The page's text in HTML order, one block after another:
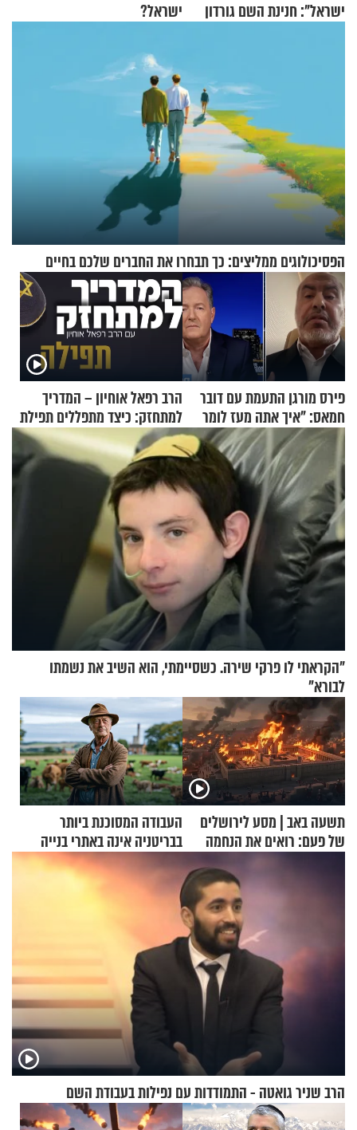
ישראל": חנינת השם גורדון
ישראל?
הפסיכולוגים ממליצים: כך תבחרו את החברים שלכם בחיים
פירס מורגן התעמת עם דובר
חמאס: "איך אתה מעז לומר
שלא ביצעתם פשעי מלחמה?!"
הרב רפאל אוחיון – המדריך
למתחזק: כיצד מתפללים תפילת
שמונה עשרה?
"הקראתי לו פרקי שירה. כשסיימתי, הוא השיב את נשמתו
לבורא"
תשעה באב | מסע לירושלים
של פעם: רואים את הנחמה
העבודה המסוכנת ביותר
בבריטניה אינה באתרי בנייה
אלא דווקא בשדות
הרב שניר גואטה - התמודדות עם נפילות בעבודת השם